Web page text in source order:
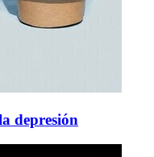
depresión